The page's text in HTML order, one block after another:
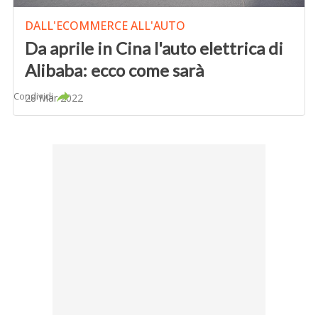
DALL'ECOMMERCE ALL'AUTO
Da aprile in Cina l'auto elettrica di
Alibaba: ecco come sarà
28 Mar 2022
Condividi